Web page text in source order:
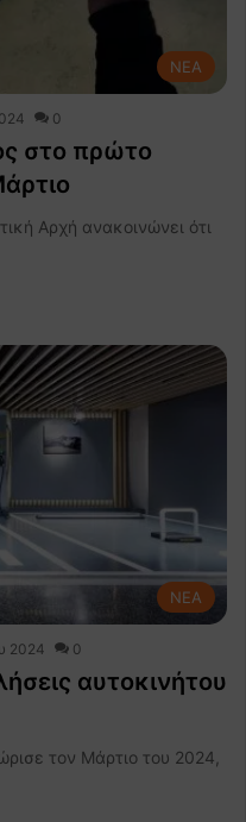
NEA
0
στο πρώτο
Αρχή ανακοινώνει ότι
NEA
2024 0
αυτοκινήτου
τον Μάρτιο του 2024,